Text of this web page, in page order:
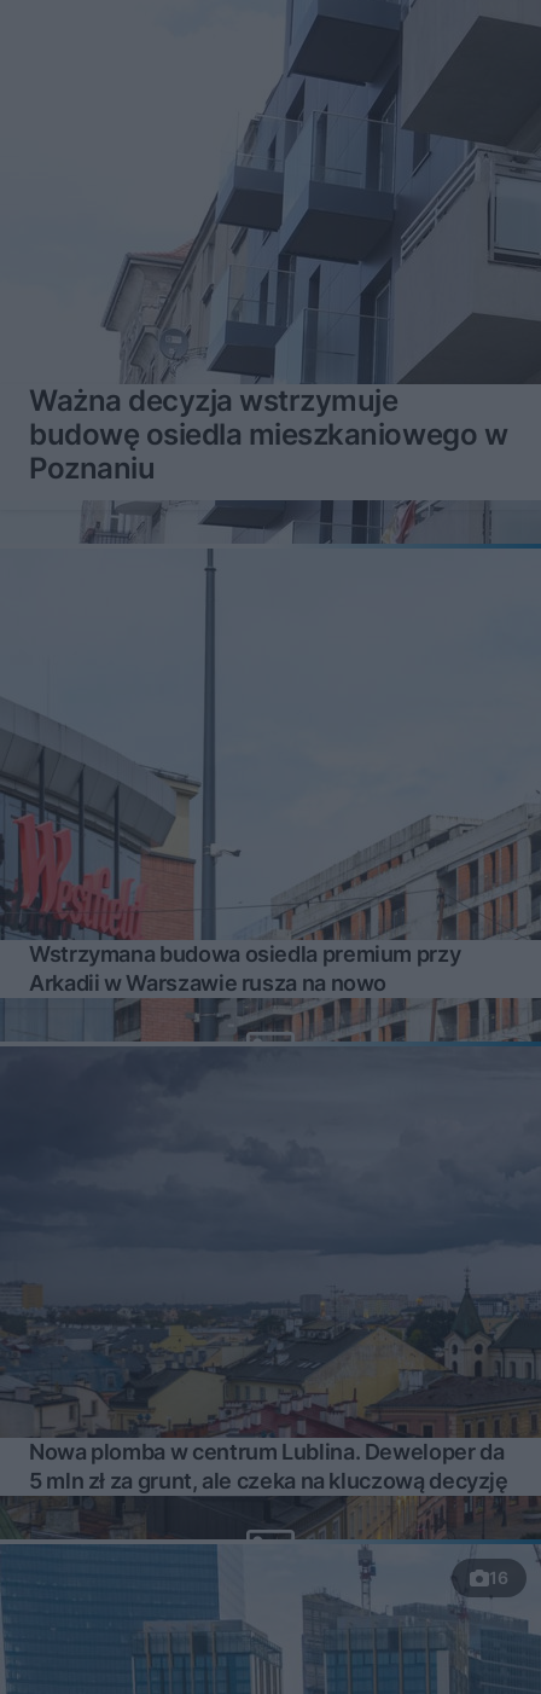
Ważna decyzja wstrzymuje
budowę osiedla mieszkaniowego w
Poznaniu
Wstrzymana budowa osiedla premium przy
Arkadii w Warszawie rusza na nowo
Nowa plomba w centrum Lublina. Deweloper da
5 mln zł za grunt, ale czeka na kluczową decyzję
16